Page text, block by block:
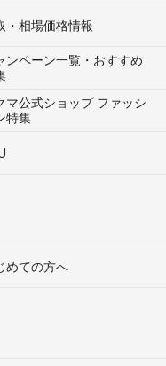
・相場価格情報
ンペーン一覧・おすすめ
マ公式ショップ ファッシ
特集
めての方へ